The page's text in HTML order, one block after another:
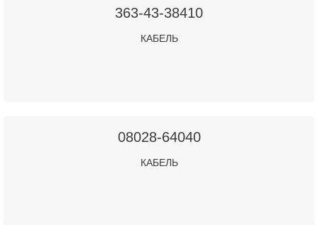
363-43-38410
КАБЕЛЬ
08028-64040
КАБЕЛЬ